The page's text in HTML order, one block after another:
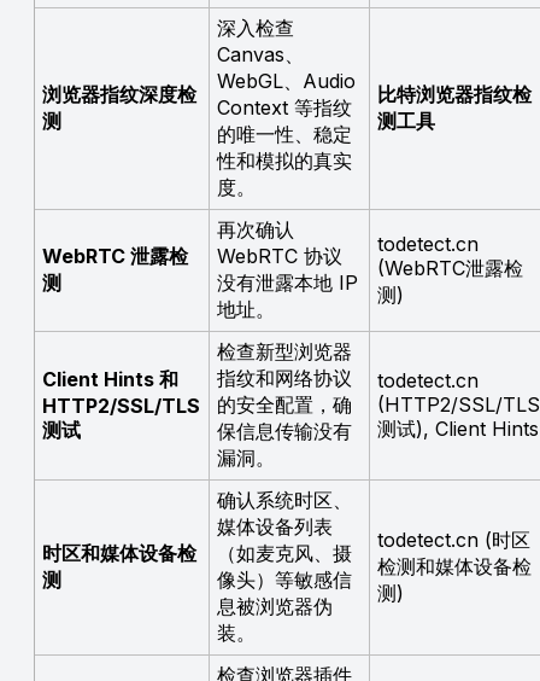
浏览器指纹深度检
测
深入检查
Canvas、
WebGL、Audio
Context 等指纹
的唯一性、稳定
性和模拟的真实
度。
比特浏览器指纹检
测工具
WebRTC 泄露检
测
再次确认
WebRTC 协议
没有泄露本地 IP
地址。
todetect.cn
(WebRTC泄露检
测)
Client Hints 和
HTTP2/SSL/TLS
测试
检查新型浏览器
指纹和网络协议
的安全配置，确
保信息传输没有
漏洞。
todetect.cn
(HTTP2/SSL/TLS
测试), Client Hints
时区和媒体设备检
测
确认系统时区、
媒体设备列表
（如麦克风、摄
像头）等敏感信
息被浏览器伪
装。
todetect.cn (时区
检测和媒体设备检
测)
检查浏览器插件